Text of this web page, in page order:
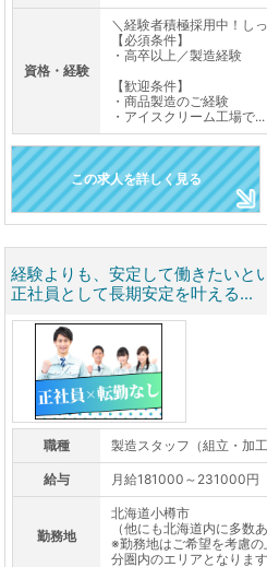
資格・経験
＼経験者積極採用中！し
【必須条件】
・高卒以上／製造経験
【歓迎条件】
・商品製造のご経験
・アイスクリーム工場で...
この求人を詳しく見る
経験よりも、安定して働きたいと
正社員として長期安定を叶える...
職種 製造スタッフ（組立・加
給与 月給181000～231000円
勤務地
北海道小樽市
（他にも北海道内に多数あ
※勤務地はご希望を考慮
分圏内のエリアとなりま